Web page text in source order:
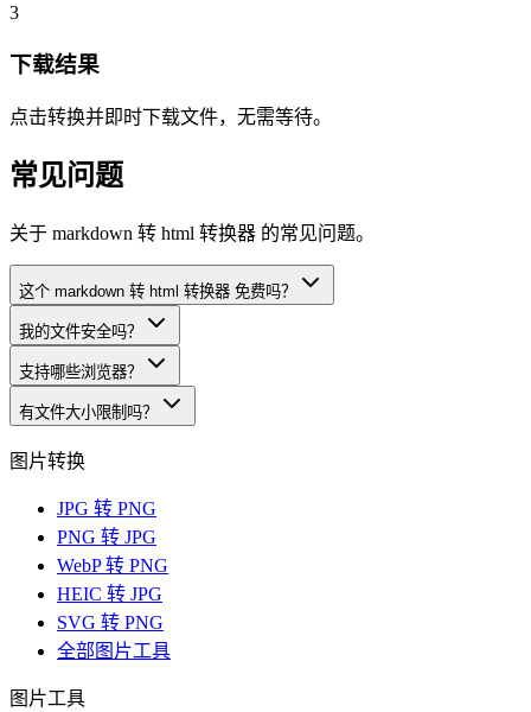
3
下载结果
点击转换并即时下载文件，无需等待。
常见问题
关于 markdown 转 html 转换器 的常见问题。
这个 markdown 转 html 转换器 免费吗？
我的文件安全吗？
支持哪些浏览器？
有文件大小限制吗？
图片转换
JPG 转 PNG
PNG 转 JPG
WebP 转 PNG
HEIC 转 JPG
SVG 转 PNG
全部图片工具
图片工具